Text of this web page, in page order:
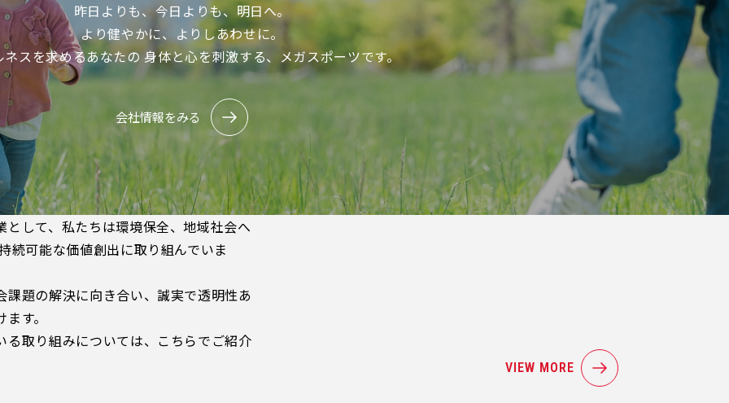
昨日よりも、今日よりも、明日へ。
より健やかに、よりしあわせに。
ネスを求めるあなたの身体と心を刺激する、メガスポーツです。
会社情報をみる
として、私たちは環境保全、地域社会へ
続可能な価値創出に取り組んでいま
課題の解決に向き合い、誠実で透明性あ
す。
る取り組みについては、こちらでご紹介
VIEW MORE